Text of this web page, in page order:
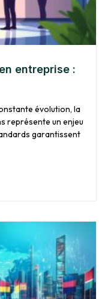
entreprise :
évolution, la
représente un enjeu
garantissent